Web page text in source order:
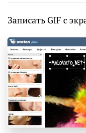
Записать GIF с